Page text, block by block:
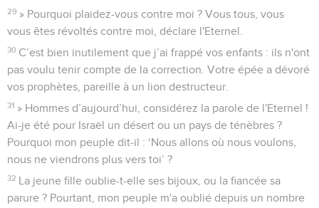
29 » Pourquoi plaidez-vous contre moi ? Vous tous, vous
vous êtes révoltés contre moi, déclare l'Eternel.
30 C’est bien inutilement que j’ai frappé vos enfants : ils n'ont
pas voulu tenir compte de la correction. Votre épée a dévoré
vos prophètes, pareille à un lion destructeur.
31 » Hommes d’aujourd’hui, considérez la parole de l'Eternel !
Ai-je été pour Israël un désert ou un pays de ténèbres ?
Pourquoi mon peuple dit-il : ‘Nous allons où nous voulons,
nous ne viendrons plus vers toi’ ?
32 La jeune fille oublie-t-elle ses bijoux, ou la fiancée sa
parure ? Pourtant, mon peuple m'a oublié depuis un nombre